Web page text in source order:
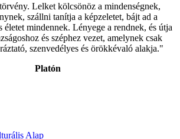
Lelket kölcsönöz a mindenségnek,
szállni tanítja a képzeletet, bájt ad a
életet mindennek. Lényege a rendnek, és útja
és széphez vezet, amelynek csak
szenvedélyes és örökkévaló alakja."
Platón